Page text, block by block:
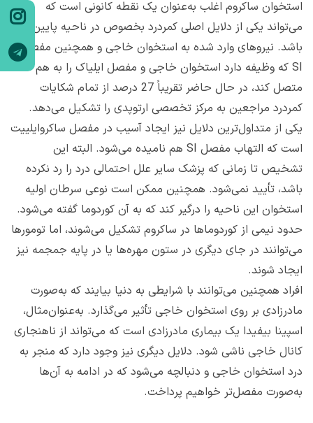
استخوان ساکروم اغلب به‌عنوان یک نقطه کانونی است که
می‌تواند یکی از دلایل اصلی کمردرد بخصوص در ناحیه پایین کمر
باشد. نیروهای وارد شده به استخوان خاجی و همچنین مفصل
SI که وظیفه دارد استخوان خاجی و مفصل ایلیاک را به هم
متصل ‌کند، در حال حاضر تقریباً 27 درصد از تمام شکایات
کمردرد مراجعین به مرکز تخصصی ارتوپدی را تشکیل می‌دهد.
یکی از متداول‌ترین دلایل نیز ایجاد آسیب در مفصل ساکروایلییت
است که التهاب مفصل SI هم نامیده می‌شود. البته این
تشخیص تا زمانی که پزشک سایر علل احتمالی درد را رد نکرده
باشد، تأیید نمی‌شود. همچنین ممکن است نوعی سرطان اولیه
استخوان این ناحیه را درگیر کند که به آن کوردوما گفته می‌شود.
حدود نیمی از کوردوماها در ساکروم تشکیل می‌شوند، اما تومورها
می‌توانند در جای دیگری در ستون مهره‌ها یا در پایه جمجمه نیز
ایجاد شوند.
افراد همچنین می‌توانند با شرایطی به دنیا بیایند که به‌صورت
مادرزادی بر روی استخوان خاجی تأثیر می‌گذارد. به‌عنوان‌مثال،
اسپینا بیفیدا یک بیماری مادرزادی است که می‌تواند از ناهنجاری
کانال خاجی ناشی شود. دلایل دیگری نیز وجود دارد که منجر به
درد استخوان خاجی و دنبالچه می‌شود که در ادامه به آن‌ها
به‌صورت مفصل‌تر خواهیم پرداخت.